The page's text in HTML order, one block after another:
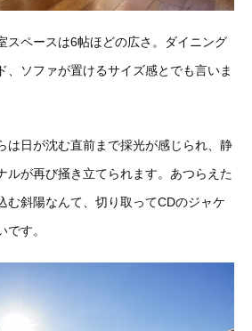
スペースは6帖ほどの広さ。ダイニング
、ソファが置けるサイズ感とでも言いま
は日が沈む直前まで採光が感じられ、静
ルが再び掻き立てられます。あつらえた
む斜陽なんて、切り取ってCDのジャケ
す。